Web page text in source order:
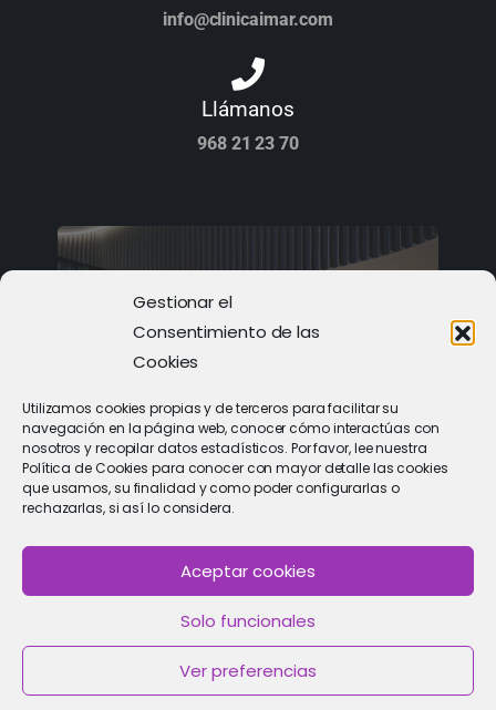
Gestionar el
Consentimiento de las
Cookies
Utilizamos cookies propias y de terceros para facilitar su
navegación en la página web, conocer cómo interactúas con
nosotros y recopilar datos estadísticos. Por favor, lee nuestra
Política de Cookies para conocer con mayor detalle las cookies
que usamos, su finalidad y como poder configurarlas o
rechazarlas, si así lo considera.
Aceptar cookies
Solo funcionales
Ver preferencias
info@clinicaimar.com
Llámanos
968 21 23 70
PIDE CITA
Solicitar cita con un especialista
Política de Cookies|Política de privacidad
2021 © Clínica de Fertilidad Imar